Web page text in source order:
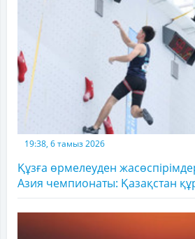
19:38, 6 тамыз 2026
Құзға өрмелеуден
Азия чемпионаты: Қазақстан